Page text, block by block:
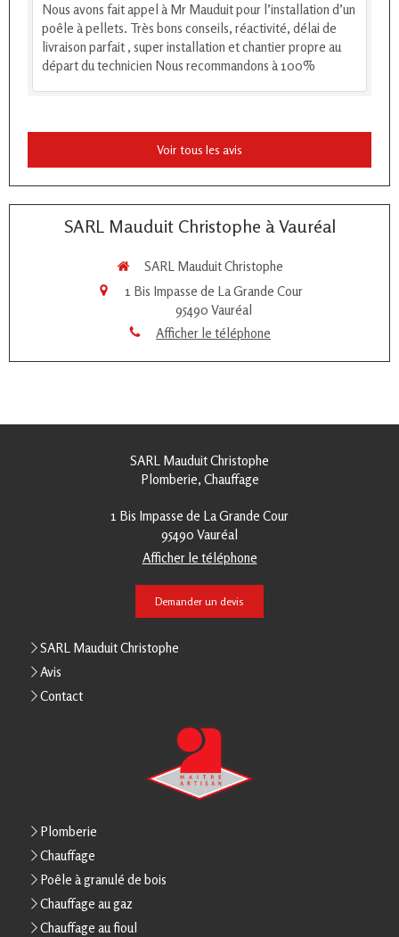
Nous avons fait appel à Mr Mauduit pour l’installation d’un
poêle à pellets. Très bons conseils, réactivité, délai de
livraison parfait , super installation et chantier propre au
départ du technicien Nous recommandons à 100%
Voir tous les avis
SARL Mauduit Christophe à Vauréal
SARL Mauduit Christophe
1 Bis Impasse de La Grande Cour
95490 Vauréal
Afficher le téléphone
SARL Mauduit Christophe
Plomberie, Chauffage
1 Bis Impasse de La Grande Cour
95490 Vauréal
Afficher le téléphone
Demander un devis
SARL Mauduit Christophe
Avis
Contact
Plomberie
Chauffage
Poêle à granulé de bois
Chauffage au gaz
Chauffage au fioul